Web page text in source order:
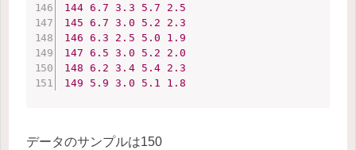
144 6.7 3.3 5.7
2.5
145 6.7 3.0 5.2
2.3
146 6.3 2.5 5.0
1.9
147 6.5 3.0 5.2
2.0
148 6.2 3.4 5.4 2.3
149
5.9 3.0 5.1 1.8
データのサンプルは150